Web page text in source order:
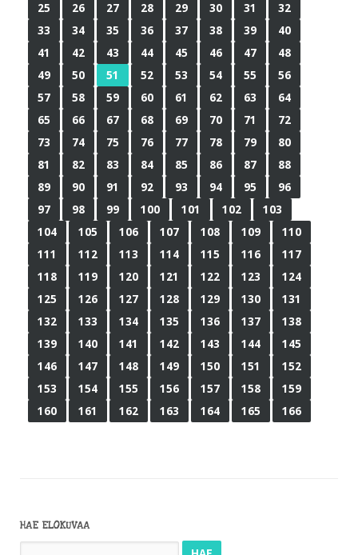
25
26 27 28 29 30 31
32
33
34 35 36 37 38 39
40
41
42 43 44 45 46 47
48
49
50 51 52 53 54 55
56
57
58 59 60 61 62 63
64
65
66 67 68 69 70 71
72
73
74 75 76 77 78 79
80
81
82 83 84 85 86 87
88
89
90 91 92 93 94 95
96
97
98 99 100 101 102
103
104
105 106 107 108 109
110
111
112 113 114 115 116
117
118
119 120 121 122 123
124
125
126 127 128 129 130
131
132
133 134 135 136 137
138
139
140 141 142 143 144
145
146
147 148 149 150 151
152
153
154 155 156 157 158
159
160
161 162 163 164 165 166
HAE ELOKUVAA